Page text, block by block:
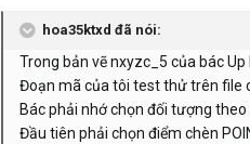
hoa35ktxd đã nói:
Trong bản vẽ nxyzc_5 của bác
Đoạn mã của tôi test thử trên file
Bác phải nhớ chọn đối tượng
Đầu tiên phải chọn điểm chèn